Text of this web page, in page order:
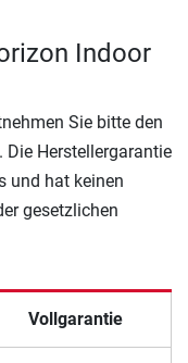
Indoor
Sie bitte den
Die Herstellergarantie
und hat keinen
gesetzlichen
Vollgarantie